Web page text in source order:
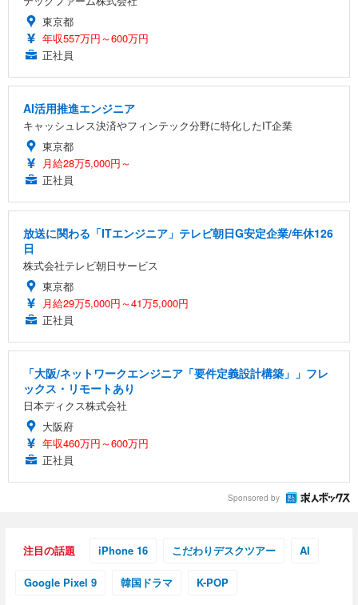
東京都
年収557万円～600万円
正社員
AI活用推進エンジニア
キャッシュレス決済やフィンテック分野に特化したIT企業
東京都
月給28万5,000円～
正社員
放送に関わる「ITエンジニア」テレビ朝日G安定企業/年休126
日
株式会社テレビ朝日サービス
東京都
月給29万5,000円～41万5,000円
正社員
「大阪/ネットワークエンジニア「要件定義設計構築」」フレ
ックス・リモートあり
日本ディクス株式会社
大阪府
年収460万円～600万円
正社員
Sponsored by
注目の話題 iPhone 16 こだわりデスクツアー AI
Google Pixel 9 韓国ドラマ K-POP